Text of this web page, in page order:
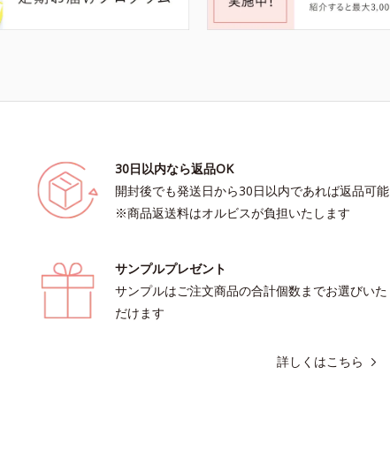
30日以内なら返品OK
開封後でも発送日から30日以内であれば返品可能
※商品返送料はオルビスが負担いたします
サンプルプレゼント
サンプルはご注文商品の合計個数までお選びいた
だけます
詳しくはこちら